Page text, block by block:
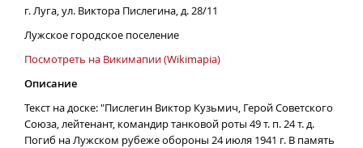
г. Луга, ул. Виктора Пислегина, д. 28/11
Лужское городское поселение
Посмотреть на Викимапии (Wikimapia)
Описание
Текст на доске: "Пислегин Виктор Кузьмич, Герой Советского
Союза, лейтенант, командир танковой роты 49 т. п. 24 т. д.
Погиб на Лужском рубеже обороны 24 июля 1941 г. В память